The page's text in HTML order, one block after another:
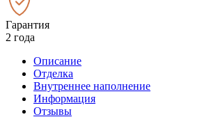
Гарантия
2 года
Описание
Отделка
Внутреннее наполнение
Информация
Отзывы